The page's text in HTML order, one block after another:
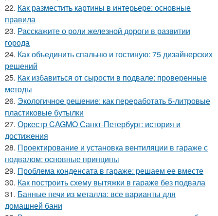
22. Как разместить картины в интерьере: основные
правила
23. Расскажите о роли железной дороги в развитии
города
24. Как объединить спальню и гостиную: 75 дизайнерских
решений
25. Как избавиться от сырости в подвале: проверенные
методы
26. Экологичное решение: как переработать 5-литровые
пластиковые бутылки
27. Оркестр CAGMO Санкт-Петербург: история и
достижения
28. Проектирование и установка вентиляции в гараже с
подвалом: основные принципы
29. Проблема конденсата в гараже: решаем ее вместе
30. Как построить схему вытяжки в гараже без подвала
31. Банные печи из металла: все варианты для
домашней бани